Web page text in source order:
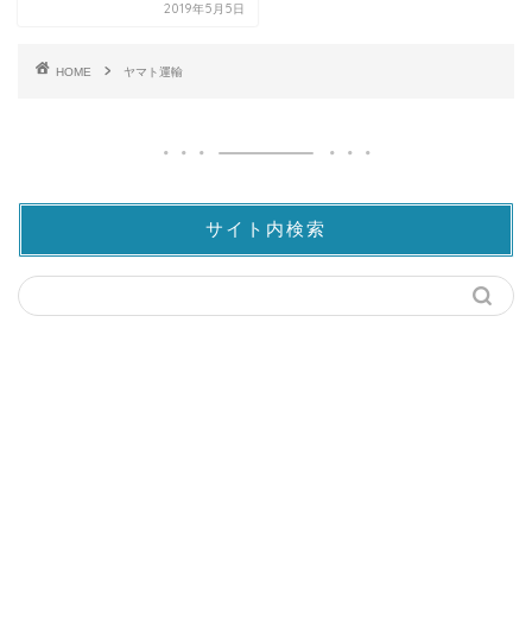
2019年5月5日
HOME ヤマト運輸
サイト内検索